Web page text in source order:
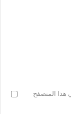
هذا المتصفح